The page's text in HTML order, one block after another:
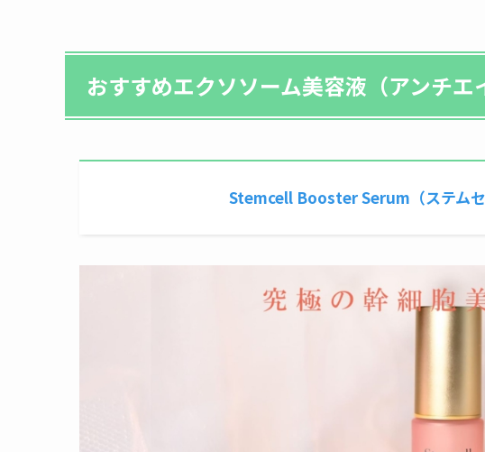
おすすめエクソソーム美容液（アンチエ
Stemcell Booster Serum（ステムセ